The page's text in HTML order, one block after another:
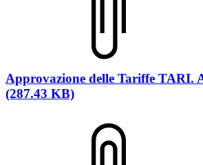
Approvazione delle Tariffe TARI.
(287.43 KB)